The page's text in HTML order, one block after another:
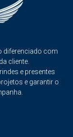
diferenciado com
cliente.
e presentes
e garantir o